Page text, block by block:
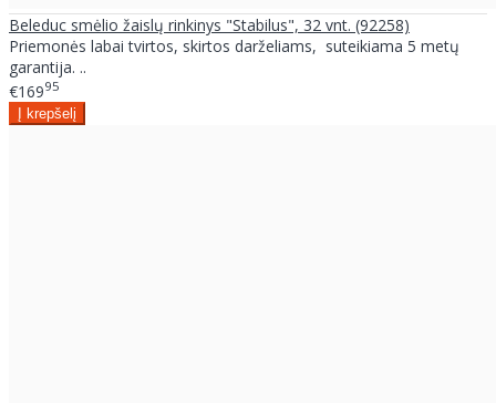
Beleduc smėlio žaislų rinkinys "Stabilus", 32 vnt. (92258)
Priemonės labai tvirtos, skirtos darželiams, suteikiama 5 metų
garantija. ..
€16995